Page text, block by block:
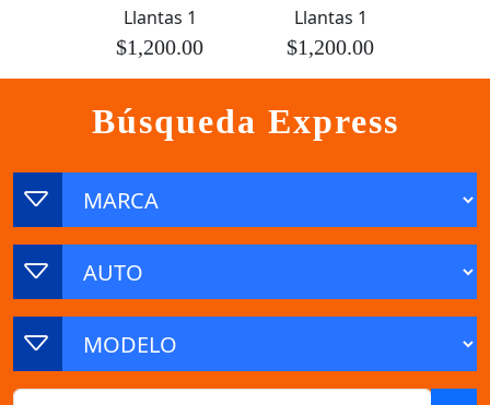
Llantas 1
$1,200.00
Llantas 1
$1,200.00
Búsqueda Express